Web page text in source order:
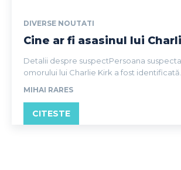
DIVERSE NOUTATI
Cine ar fi asasinul lui
Detalii despre suspectPersoana
omorului lui Charlie Kirk a fost identificată...
MIHAI RARES
CITESTE